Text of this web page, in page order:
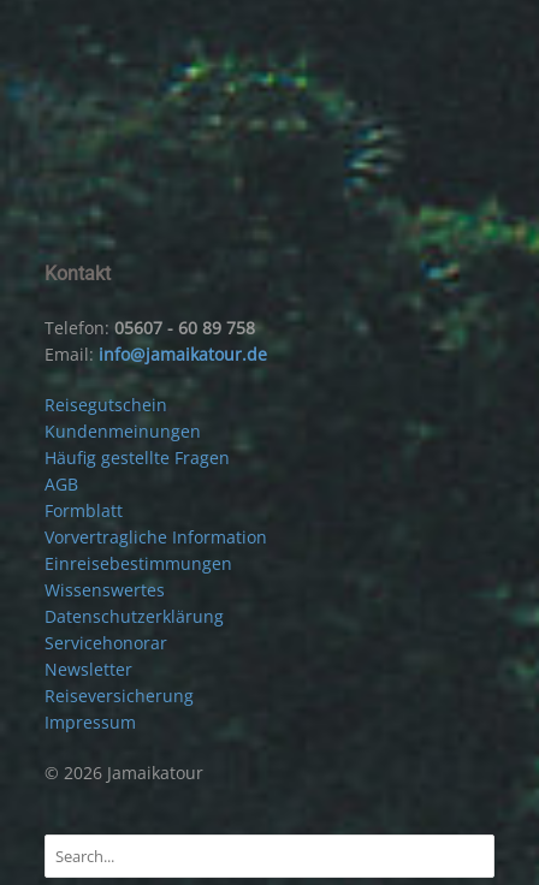
Kontakt
Telefon:05607 - 60 89 758
Email: info@jamaikatour.de
Reisegutschein
Kundenmeinungen
Häufig gestellte Fragen
AGB
Formblatt
Vorvertragliche Information
Einreisebestimmungen
Wissenswertes
Datenschutzerklärung
Servicehonorar
Newsletter
Reiseversicherung
Impressum
© 2026 Jamaikatour